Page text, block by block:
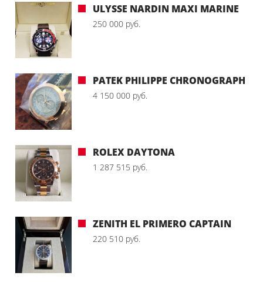
ULYSSE NARDIN MAXI MARINE
250 000 руб.
PATEK PHILIPPE CHRONOGRAPH
4 150 000 руб.
ROLEX DAYTONA
1 287 515 руб.
ZENITH EL PRIMERO CAPTAIN
220 510 руб.